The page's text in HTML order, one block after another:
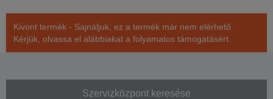
Kivont termék - Sajnáljuk, ez a termék már nem elérhető.
Kérjük, olvassa el alábbiakat a folyamatos támogatásért.
Szervizközpont keresése